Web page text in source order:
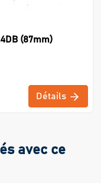
(87mm)
Détails
avec ce